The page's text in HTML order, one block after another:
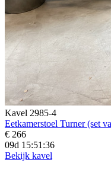
Kavel 2985-4
Eetkamerstoel Turner (set
€ 266
09d 15:51:34
Bekijk kavel